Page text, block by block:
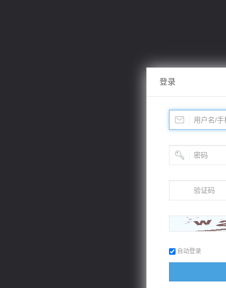
登录
自动登录